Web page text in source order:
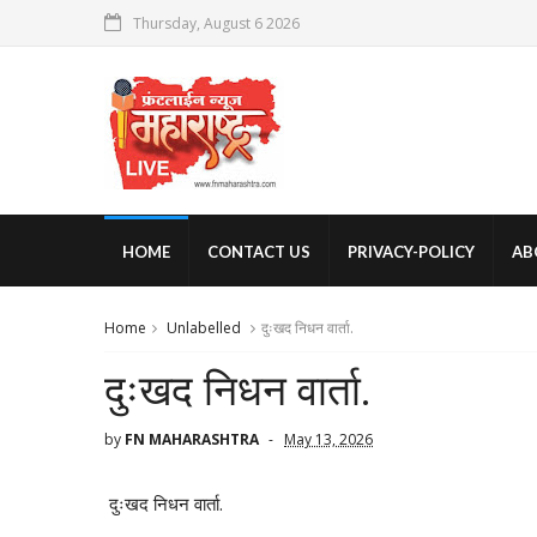
Thursday, August 6 2026
HOME CONTACT US PRIVACY-POLICY
Home Unlabelled दुःखद निधन वार्ता.
दुःखद निधन वार्ता.
by FN MAHARASHTRA May 13, 2026
दुःखद निधन वार्ता.